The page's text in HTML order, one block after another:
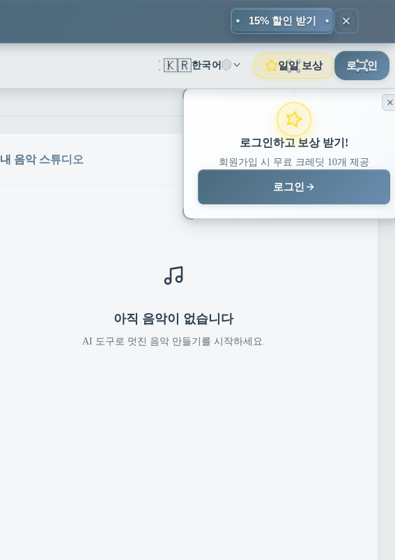
15% 할인 받기
🇰🇷한국어 일일 보상 로그인
로그인하고 보상 받기!
회원가입 시 무료 크레딧 10개 제공
로그인
내 음악 스튜디오
아직 음악이 없습니다
AI 도구로 멋진 음악 만들기를 시작하세요.